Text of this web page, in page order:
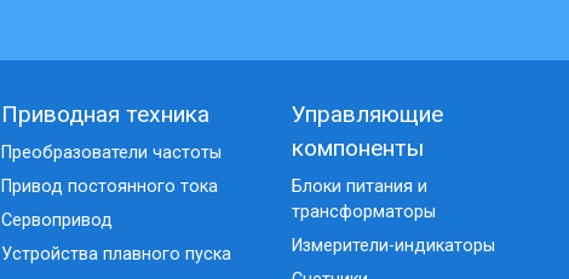
Приводная техника
Преобразователи частоты
Привод постоянного тока
Сервопривод
Устройства плавного пуска
Управляющие
компоненты
Блоки питания и
трансформаторы
Измерители-индикаторы